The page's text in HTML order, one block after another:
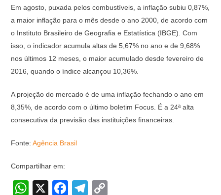
Em agosto, puxada pelos combustíveis, a inflação subiu 0,87%,
a maior inflação para o mês desde o ano 2000, de acordo com
o Instituto Brasileiro de Geografia e Estatística (IBGE). Com
isso, o indicador acumula altas de 5,67% no ano e de 9,68%
nos últimos 12 meses, o maior acumulado desde fevereiro de
2016, quando o índice alcançou 10,36%.
A projeção do mercado é de uma inflação fechando o ano em
8,35%, de acordo com o último boletim Focus. É a 24ª alta
consecutiva da previsão das instituições financeiras.
Fonte: Agência Brasil
Compartilhar em:
W
X
F
T